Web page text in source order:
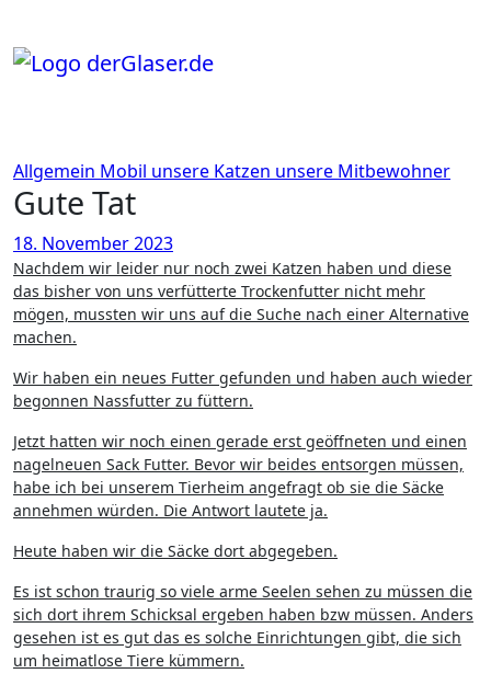
springen
Allgemein Mobil unsere Katzen unsere Mitbewohner
Gute Tat
18. November 2023
Nachdem wir leider nur noch zwei Katzen haben und diese
das bisher von uns verfütterte Trockenfutter nicht mehr
mögen, mussten wir uns auf die Suche nach einer Alternative
machen.
Wir haben ein neues Futter gefunden und haben auch wieder
begonnen Nassfutter zu füttern.
Jetzt hatten wir noch einen gerade erst geöffneten und einen
nagelneuen Sack Futter. Bevor wir beides entsorgen müssen,
habe ich bei unserem Tierheim angefragt ob sie die Säcke
annehmen würden. Die Antwort lautete ja.
Heute haben wir die Säcke dort abgegeben.
Es ist schon traurig so viele arme Seelen sehen zu müssen die
sich dort ihrem Schicksal ergeben haben bzw müssen. Anders
gesehen ist es gut das es solche Einrichtungen gibt, die sich
um heimatlose Tiere kümmern.